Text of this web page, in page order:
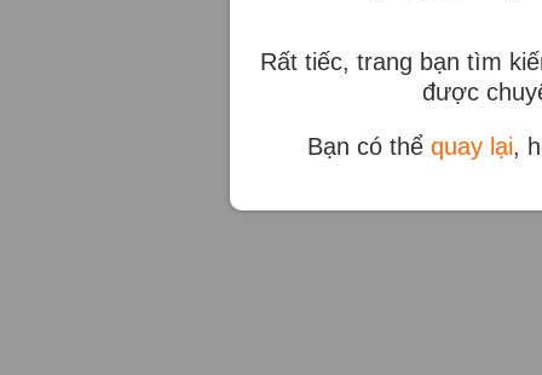
Rất tiếc, trang bạn tìm
được
Bạn có thể quay lại,